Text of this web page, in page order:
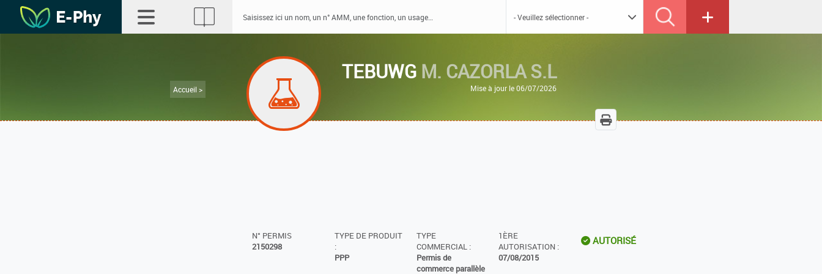
Accueil >
TEBUWG M. CAZORLA S.L
Mise à jour le 06/07/2026
N° PERMIS
2150298
TYPE DE PRODUIT
:
PPP
TYPE
COMMERCIAL :
Permis de
commerce parallèle
1ÈRE
AUTORISATION :
07/08/2015
AUTORISÉ